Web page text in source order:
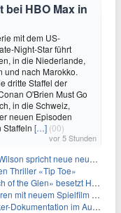
bei HBO Max in
mit dem US-
Night-Star führt
in die Niederlande,
und nach Marokko.
dritte Staffel der
O'Brien Must Go
in die Schweiz,
neuen Episoden
Staffeln […] (00)
vor 5 Stunden
neuseeländische Serie «Settling»
Thriller «Tip Toe»
Glen» besetzt Hauptrollen
neuem Spielfilm zurück
im August